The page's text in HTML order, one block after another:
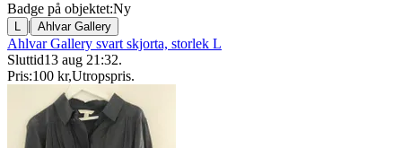
Badge på objektet:Ny
L | Ahlvar Gallery
Ahlvar Gallery svart skjorta, storlek L
Sluttid13 aug 21:32.
Pris:100 kr,Utropspris.